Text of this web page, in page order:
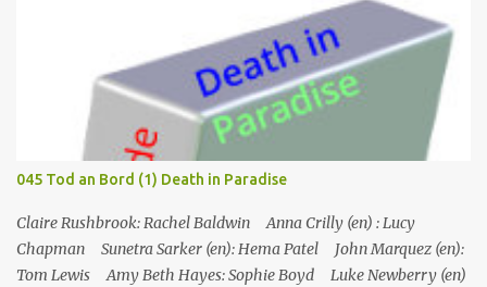
wird einer der Besitzer, Charlie Taylor, erstochen in seinem
Zimmer aufgefunden, aber ein vertrauenswürdiger Zeuge, da es
sich um Humphrey selbst handelt, kann bestätigen, dass zwischen
dem Zeitpunkt, als Charlie in sein Zimmer ging, und dem
Zeitpunkt, als seine Leiche gefunden wurde, niemand nach oben
gegangen ist. Humphrey nimmt Martha mit auf eine Privatinsel,
wo es ein Hotel namens Hotel Cecile gibt, das den Taylor-Brüdern
(Elliot und Charlie) gehört. Während Humphrey und Martha
gemeinsam im Speisesa...
045 Tod an Bord (1) Death in Paradise
Claire Rushbrook: Rachel Baldwin Anna Crilly (en) : Lucy
Chapman Sunetra Sarker (en): Hema Patel John Marquez (en):
Tom Lewis Amy Beth Hayes: Sophie Boyd Luke Newberry (en)